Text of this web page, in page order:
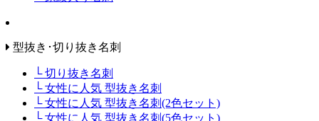
型抜き･切り抜き名刺
└ 切り抜き名刺
└ 女性に人気 型抜き名刺
└ 女性に人気 型抜き名刺(2色セット)
└ 女性に人気 型抜き名刺(5色セット)